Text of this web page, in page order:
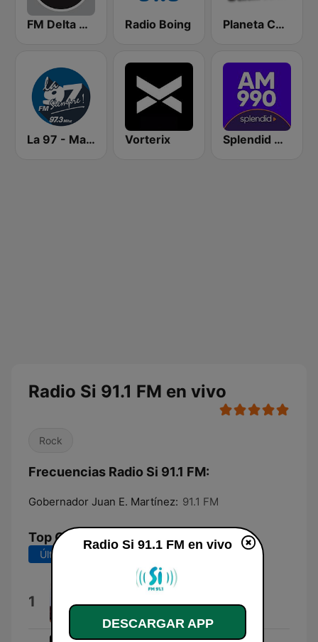
FM Delta 90.3 Radio Boing Planeta Cuarteto
La 97 - Mar del Plata Vorterix Splendid AM 990
Radio Si 91.1 FM en vivo
Rock
Frecuencias Radio Si 91.1 FM:
Gobernador Juan E. Martínez: 91.1 FM
Top Canciones
Últimos 7 días
1 Zamba Perdida
Argentino Luna & Argentino Luna
Radio Si 91.1 FM en vivo
DESCARGAR APP